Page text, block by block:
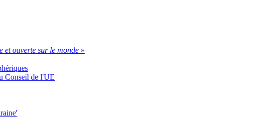
et ouverte sur le monde »
Conseil de l'UE